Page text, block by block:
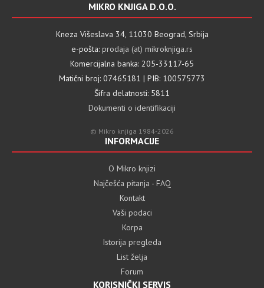
MIKRO KNJIGA D.O.O.
Kneza Višeslava 34, 11030 Beograd, Srbija
e-pošta: prodaja (at) mikroknjiga.rs
Komercijalna banka: 205-33117-65
Matični broj: 07465181 | PIB: 100575773
Šifra delatnosti: 5811
Dokumenti o identifikaciji
© Mikro knjiga 1984-2026
INFORMACIJE
O Mikro knjizi
Najčešća pitanja - FAQ
Kontakt
Vaši podaci
Korpa
Istorija pregleda
List želja
Forum
KORISNIČKI SERVIS